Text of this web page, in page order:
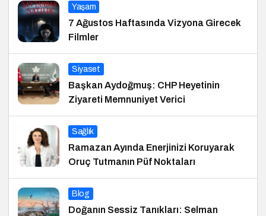
Yaşam
7 Ağustos Haftasında Vizyona Girecek
Filmler
Siyaset
Başkan Aydoğmuş: CHP Heyetinin
Ziyareti Memnuniyet Verici
Sağlık
Ramazan Ayında Enerjinizi Koruyarak
Oruç Tutmanın Püf Noktaları
Blog
Doğanın Sessiz Tanıkları: Selman